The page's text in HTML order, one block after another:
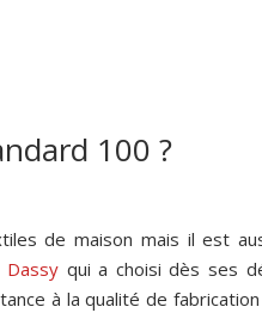
100 ?
de maison mais il est
qui a choisi dès ses
à la qualité de